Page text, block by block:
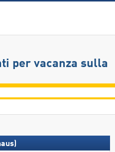
per vacanza sulla